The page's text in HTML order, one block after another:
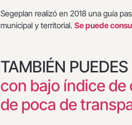
Segeplan realizó en 2018 una guía
municipal y territorial. Se puede
TAMBIÉN PUEDES
con bajo índice
de poca de